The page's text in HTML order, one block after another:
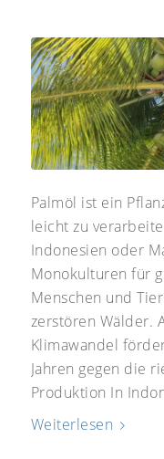
Palmöl ist ein
leicht zu
Indonesien oder
Monokulturen für
Menschen und
zerstören Wälder.
Klimawandel
Jahren gegen die
Produktion In
Weiterlesen